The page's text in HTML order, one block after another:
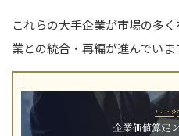
これらの大手企業が市場の多
業との統合・再編が進んでいま